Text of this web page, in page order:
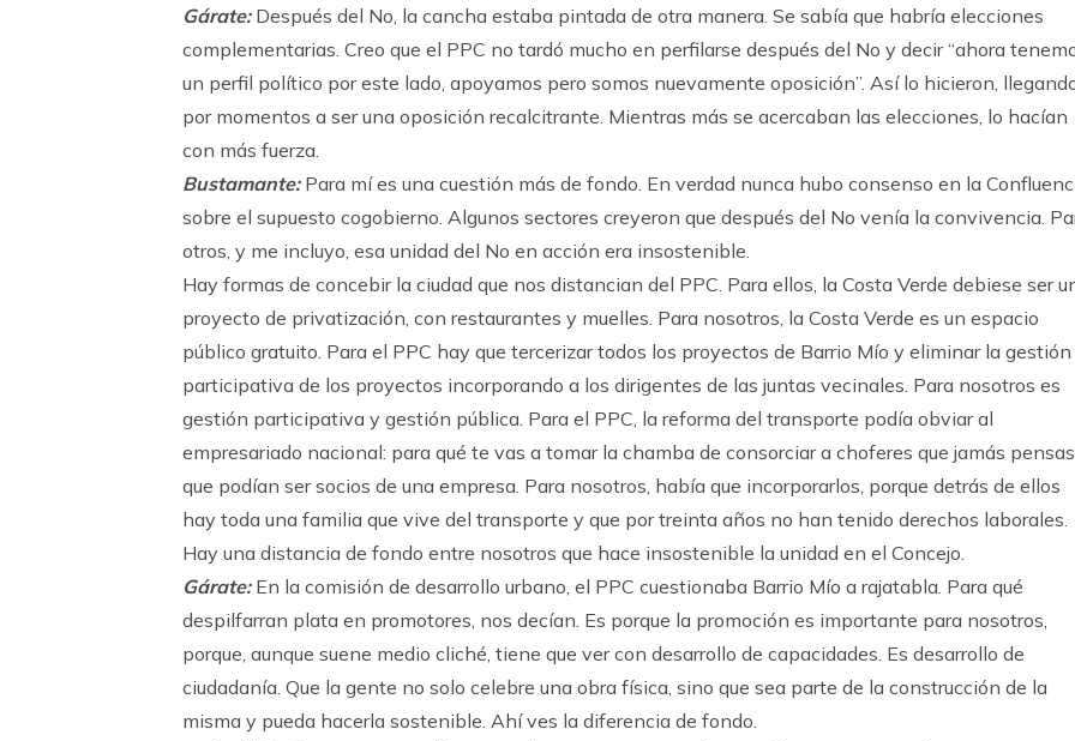
Gárate:Después del No, la cancha estaba pintada de otra manera. Se sabía que habría elecciones
complementarias. Creo que el PPC no tardó mucho en perfilarse después del No y decir “ahora
un perfil político por este lado, apoyamos pero somos nuevamente oposición”. Así lo hicieron,
por momentos a ser una oposición recalcitrante. Mientras más se acercaban las elecciones, lo hacían
con más fuerza.
Bustamante: Para mí es una cuestión más de fondo. En verdad nunca hubo consenso en la
sobre el supuesto cogobierno. Algunos sectores creyeron que después del No venía la convivencia.
otros, y me incluyo, esa unidad del No en acción era insostenible.
Hay formas de concebir la ciudad que nos distancian del PPC. Para ellos, la Costa Verde debiese ser
proyecto de privatización, con restaurantes y muelles. Para nosotros, la Costa Verde es un espacio
público gratuito. Para el PPC hay que tercerizar todos los proyectos de Barrio Mío y eliminar la gestión
participativa de los proyectos incorporando a los dirigentes de las juntas vecinales. Para nosotros es
gestión participativa y gestión pública. Para el PPC, la reforma del transporte podía obviar al
empresariado nacional: para qué te vas a tomar la chamba de consorciar a choferes que jamás
que podían ser socios de una empresa. Para nosotros, había que incorporarlos, porque detrás de ellos
hay toda una familia que vive del transporte y que por treinta años no han tenido derechos laborales.
Hay una distancia de fondo entre nosotros que hace insostenible la unidad en el Concejo.
Gárate: En la comisión de desarrollo urbano, el PPC cuestionaba Barrio Mío a rajatabla. Para qué
despilfarran plata en promotores, nos decían. Es porque la promoción es importante para nosotros,
porque, aunque suene medio cliché, tiene que ver con desarrollo de capacidades. Es desarrollo de
ciudadanía. Que la gente no solo celebre una obra física, sino que sea parte de la construcción de la
misma y pueda hacerla sostenible. Ahí ves la diferencia de fondo.